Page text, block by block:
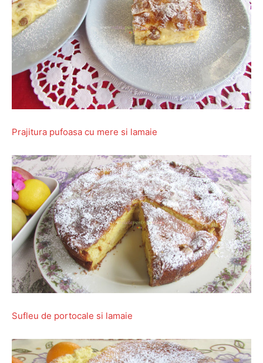
Prajitura pufoasa cu mere si lamaie
Sufleu de portocale si lamaie